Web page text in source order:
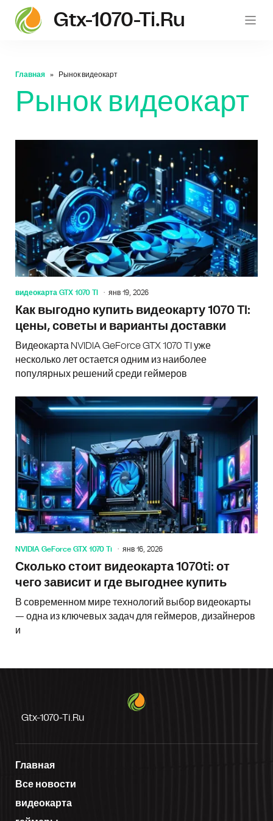
Gtx-1070-Ti.ru
Главная Рынок видеокарт
Рынок видеокарт
видеокарта GTX 1070 TI янв 19, 2026
Как выгодно купить видеокарту 1070 TI:
цены, советы и варианты доставки
Видеокарта NVIDIA GeForce GTX 1070 TI уже
несколько лет остается одним из наиболее
популярных решений среди геймеров
NVIDIA GeForce GTX 1070 Ti янв 16, 2026
Сколько стоит видеокарта 1070ti: от
чего зависит и где выгоднее купить
В современном мире технологий выбор видеокарты
— одна из ключевых задач для геймеров, дизайнеров
и
Gtx-1070-Ti.ru
Главная
Все новости
видеокарта